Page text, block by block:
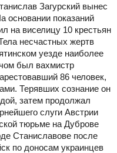
Загурский вынес
основании показаний
на виселицу 10 крестьян
несчастных жертв
уезде наиболее
был вахмистр
86 человек,
Терявших сознание он
затем продолжал
слуги Австрии
тюрьме на Дуброве
Станиславове после
по доносам украинцев